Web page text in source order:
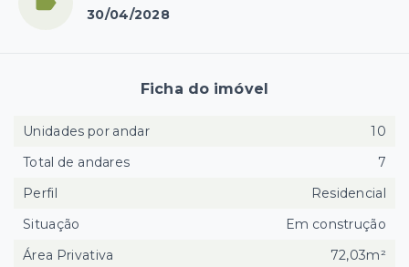
30/04/2028
Ficha do imóvel
Unidades por andar
10
Total de andares
7
Perfil
Residencial
Situação
Em construção
Área Privativa
72,03m²